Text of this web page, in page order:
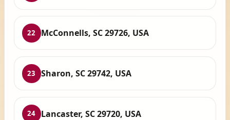
22 McConnells, SC 29726, USA
23 Sharon, SC 29742, USA
24 Lancaster, SC 29720, USA